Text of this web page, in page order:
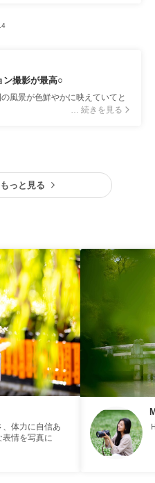
ン撮影が最高○
風景が色鮮やかに映えていてと
… 続きを見る
っと見る
体力に自信あ
情を写真に